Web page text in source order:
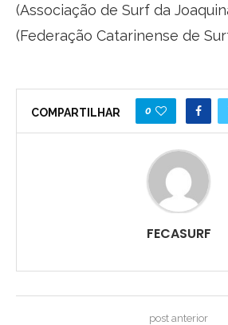
(Associação de Surf da
(Federação Catarinense de
COMPARTILHAR 0
FECASURF
post anterior